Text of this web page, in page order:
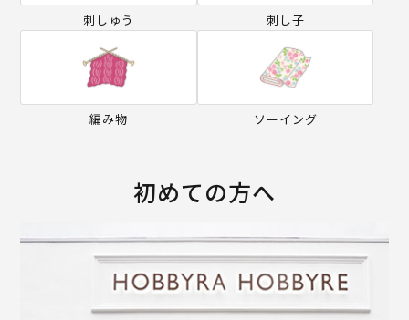
刺しゅう 刺し子
編み物 ソーイング
初めての方へ